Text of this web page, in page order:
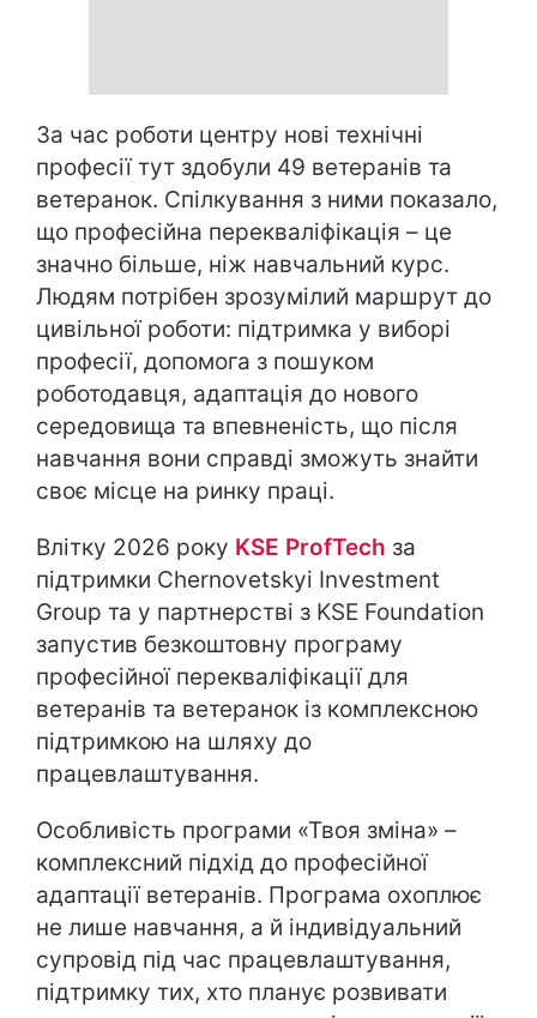
За час роботи центру нові технічні
професії тут здобули 49 ветеранів та
ветеранок. Спілкування з ними показало,
що професійна перекваліфікація – це
значно більше, ніж навчальний курс.
Людям потрібен зрозумілий маршрут до
цивільної роботи: підтримка у виборі
професії, допомога з пошуком
роботодавця, адаптація до нового
середовища та впевненість, що після
навчання вони справді зможуть знайти
своє місце на ринку праці.
Влітку 2026 року KSE ProfTech за
підтримки Chernovetskyi Investment
Group та у партнерстві з KSE Foundation
запустив безкоштовну програму
професійної перекваліфікації для
ветеранів та ветеранок із комплексною
підтримкою на шляху до
працевлаштування.
Особливість програми «Твоя зміна» –
комплексний підхід до професійної
адаптації ветеранів. Програма охоплює
не лише навчання, а й індивідуальний
супровід під час працевлаштування,
підтримку тих, хто планує розвивати